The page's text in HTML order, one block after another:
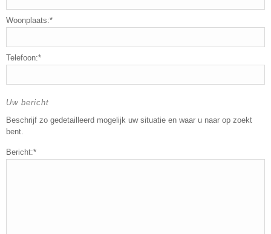
Woonplaats:*
Telefoon:*
Uw bericht
Beschrijf zo gedetailleerd mogelijk uw situatie en waar u naar op zoekt
bent.
Bericht:*